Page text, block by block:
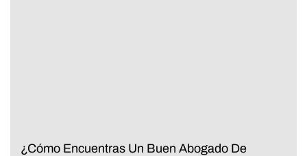
¿Cómo Encuentras Un Buen Abogado De